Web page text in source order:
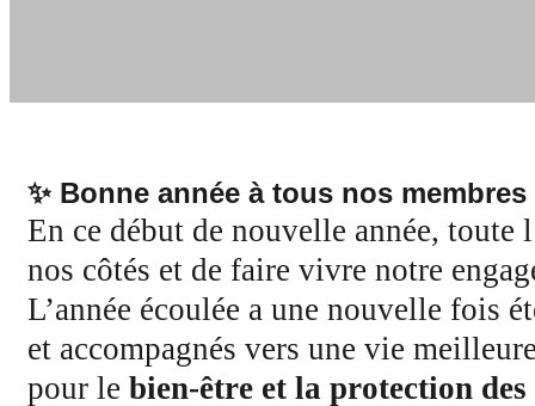
✨ Bonne année à tous nos membres
En ce début de nouvelle année, toute
nos côtés et de faire vivre notre
L’année écoulée a une nouvelle fois
et accompagnés vers une vie
pour le bien-être et la protection